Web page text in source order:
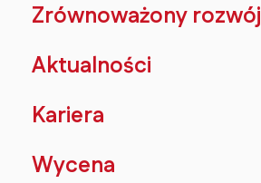
Zrównoważony rozwój
Aktualności
Kariera
Wycena